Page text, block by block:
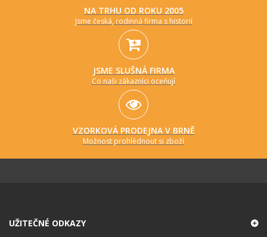
NA TRHU OD ROKU 2005
Jsme česká, rodinná firma s historií
JSME SLUŠNÁ FIRMA
Co naši zákazníci oceňují
VZORKOVÁ PRODEJNA V BRNĚ
Možnost prohlédnout si zboží
UŽITEČNÉ ODKAZY